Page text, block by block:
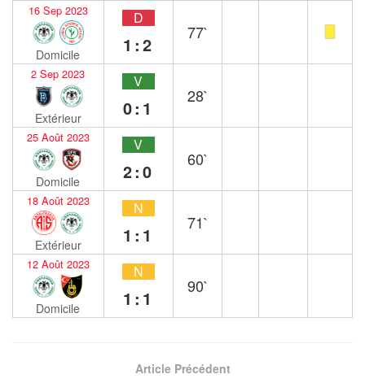
16 Sep 2023
Domicile
D
1:2
77`
2 Sep 2023
Extérieur
V
0:1
28`
25 Août 2023
Domicile
V
2:0
60`
18 Août 2023
Extérieur
N
1:1
71`
12 Août 2023
Domicile
N
1:1
90`
Article Précédent